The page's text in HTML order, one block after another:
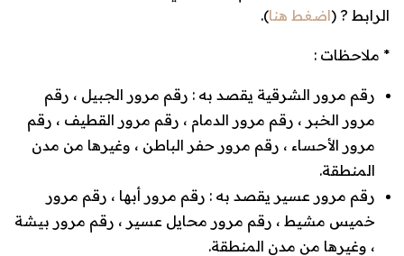
الرابط ? (اضغط هنا).
* ملاحظات :
رقم مرور الشرقية يقصد به : رقم مرور الجبيل ، رقم
مرور الخبر ، رقم مرور الدمام ، رقم مرور القطيف ، رقم
مرور الأحساء ، رقم مرور حفر الباطن ، وغيرها من مدن
المنطقة.
رقم مرور عسير يقصد به : رقم مرور أبها ، رقم مرور
خميس مشيط ، رقم مرور محايل عسير ، رقم مرور بيشة
، وغيرها من مدن المنطقة.